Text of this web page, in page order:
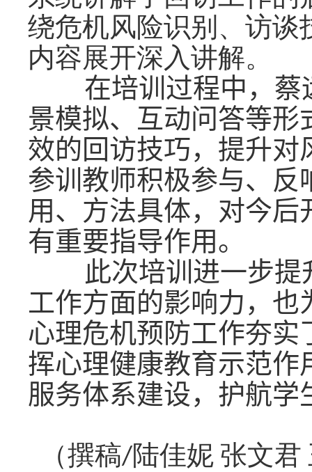
绕危机风险识别、访谈
内容展开深入讲解。
在培训过程中，蔡
景模拟、互动问答等形
效的回访技巧，提升对
参训教师积极参与、反
用、方法具体，对今后
有重要指导作用。
此次培训进一步提
工作方面的影响力，也
心理危机预防工作夯实
挥心理健康教育示范作
服务体系建设，护航学
（撰稿/陆佳妮 张文